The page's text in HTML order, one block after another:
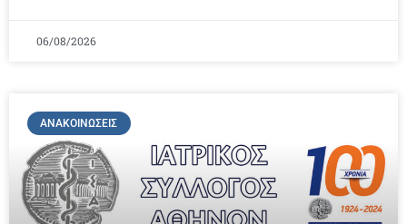
06/08/2026
ΑΝΑΚΟΙΝΏΣΕΙΣ